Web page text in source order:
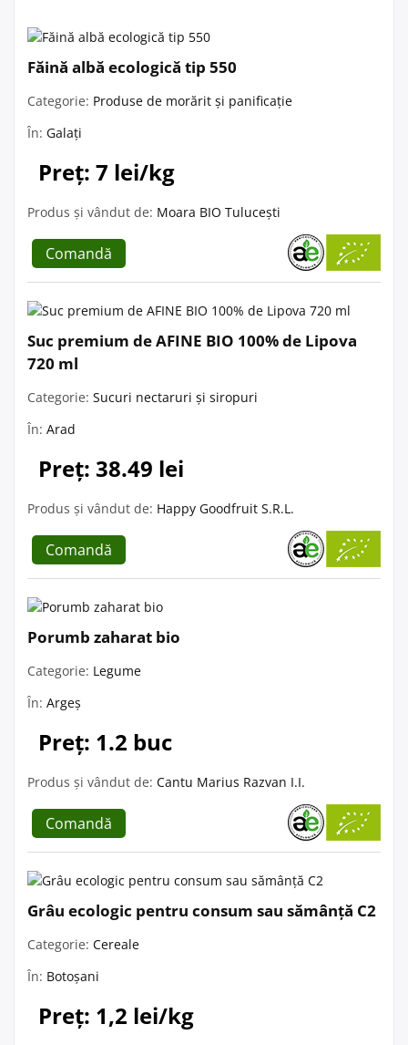
Făină albă ecologică tip 550
Categorie: Produse de morărit și panificație
În: Galați
Preț: 7 lei/kg
Produs și vândut de: Moara BIO Tulucești
Comandă
Suc premium de AFINE BIO 100% de Lipova
720 ml
Categorie: Sucuri nectaruri și siropuri
În: Arad
Preț: 38.49 lei
Produs și vândut de: Happy Goodfruit S.R.L.
Comandă
Porumb zaharat bio
Categorie: Legume
În: Argeș
Preț: 1.2 buc
Produs și vândut de: Cantu Marius Razvan I.I.
Comandă
Grâu ecologic pentru consum sau sămânță C2
Categorie: Cereale
În: Botoșani
Preț: 1,2 lei/kg